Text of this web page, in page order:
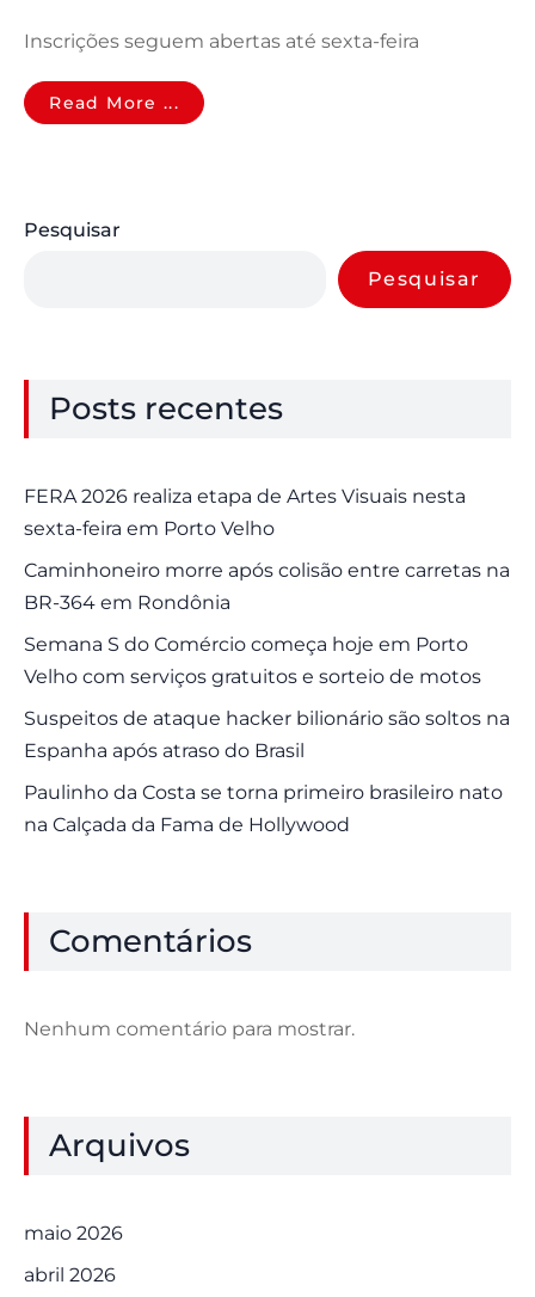
Inscrições seguem abertas até sexta-feira
Read More ...
Pesquisar
Pesquisar
Posts recentes
FERA 2026 realiza etapa de Artes Visuais nesta
sexta-feira em Porto Velho
Caminhoneiro morre após colisão entre carretas na
BR-364 em Rondônia
Semana S do Comércio começa hoje em Porto
Velho com serviços gratuitos e sorteio de motos
Suspeitos de ataque hacker bilionário são soltos na
Espanha após atraso do Brasil
Paulinho da Costa se torna primeiro brasileiro nato
na Calçada da Fama de Hollywood
Comentários
Nenhum comentário para mostrar.
Arquivos
maio 2026
abril 2026